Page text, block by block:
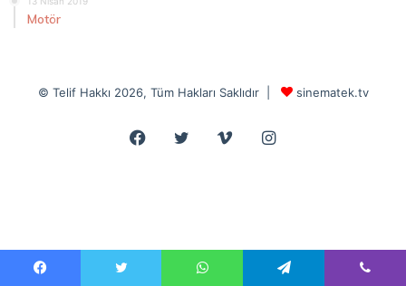
Motör
© Telif Hakkı 2026, Tüm Hakları Saklıdır | sinematek.tv
Facebook
Twitter VimeoInstagram